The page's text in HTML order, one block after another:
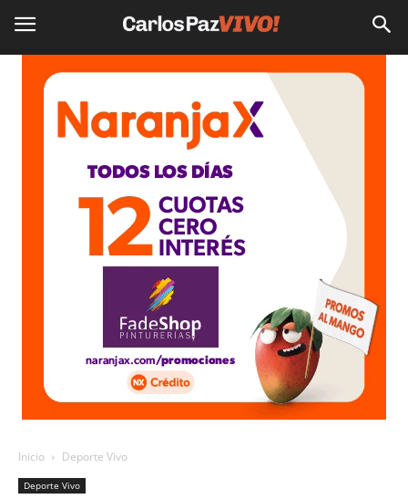
Inicio Deporte Vivo
Deporte Vivo